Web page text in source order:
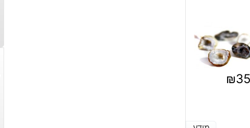
₪35